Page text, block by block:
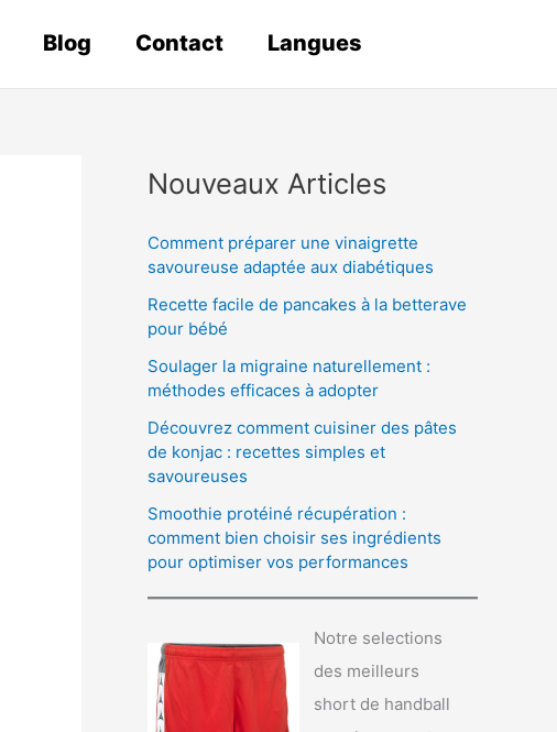
Blog Contact Langues
Nouveaux Articles
Comment préparer une vinaigrette
savoureuse adaptée aux diabétiques
Recette facile de pancakes à la betterave
pour bébé
Soulager la migraine naturellement :
méthodes efficaces à adopter
Découvrez comment cuisiner des pâtes
de konjac : recettes simples et
savoureuses
Smoothie protéiné récupération :
comment bien choisir ses ingrédients
pour optimiser vos performances
Notre selections
des meilleurs
short de handball